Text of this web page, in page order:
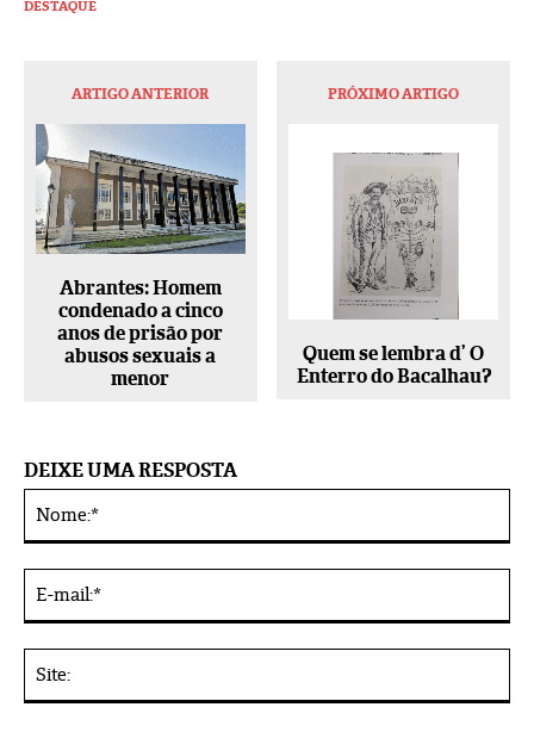
DESTAQUE
ARTIGO ANTERIOR
Abrantes: Homem
condenado a cinco
anos de prisão por
abusos sexuais a
menor
PRÓXIMO ARTIGO
Quem se lembra d’ O
Enterro do Bacalhau?
DEIXE UMA RESPOSTA